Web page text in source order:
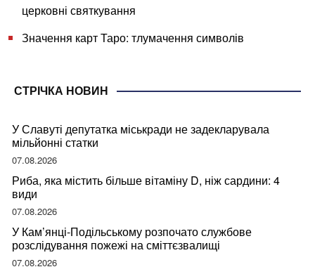
церковні святкування
Значення карт Таро: тлумачення символів
СТРІЧКА НОВИН
У Славуті депутатка міськради не задекларувала
мільйонні статки
07.08.2026
Риба, яка містить більше вітаміну D, ніж сардини: 4
види
07.08.2026
У Кам’янці-Подільському розпочато службове
розслідування пожежі на сміттєзвалищі
07.08.2026